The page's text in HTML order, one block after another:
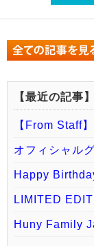
【最近の記事】
【From Staff
オフィシャル
Happy
LIMITED
Huny Family